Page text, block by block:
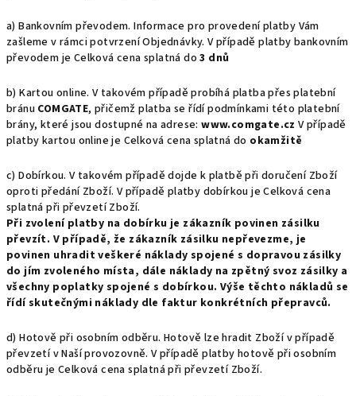
a) Bankovním převodem. Informace pro provedení platby Vám
zašleme v rámci potvrzení Objednávky. V případě platby bankovním
převodem je Celková cena splatná do3 dnů
b) Kartou online. V takovém případě probíhá platba přes platební
bránu COMGATE, přičemž platba se řídí podmínkami této platební
brány, které jsou dostupné na adrese:www.comgate.czV případě
platby kartou online je Celková cena splatná do okamžitě
c) Dobírkou. V takovém případě dojde k platbě při doručení Zboží
oproti předání Zboží. V případě platby dobírkou je Celková cena
splatná při převzetí Zboží.
Při zvolení platby na dobírku je zákazník povinen zásilku
převzít. V případě, že zákazník zásilku nepřevezme, je
povinen uhradit veškeré náklady spojené s dopravou zásilky
do jím zvoleného místa, dále náklady na zpětný svoz zásilky a
všechny poplatky spojené s dobírkou. Výše těchto nákladů se
řídí skutečnými náklady dle faktur konkrétních přepravců.
d) Hotově při osobním odběru. Hotově lze hradit Zboží v případě
převzetí v Naší provozovně. V případě platby hotově při osobním
odběru je Celková cena splatná při převzetí Zboží.